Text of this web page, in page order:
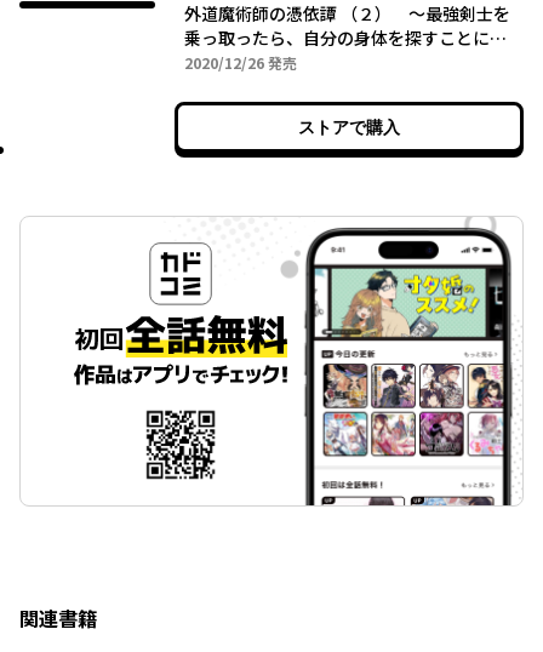
外道魔術師の憑依譚 （２） ～最強剣士を
乗っ取ったら、自分の身体を探すことにな
った～
2020/12/262020年12月26日
発売
ストアで購入
関連書籍